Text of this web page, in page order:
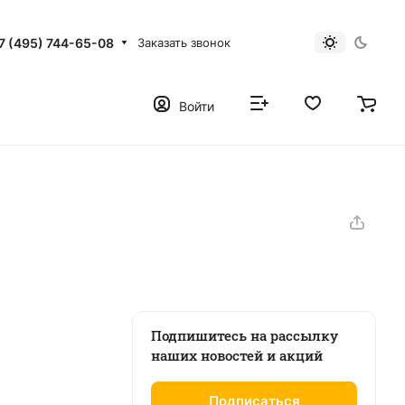
(495) 744-65-08 Заказать звонок
Войти
Подпишитесь на рассылку
наших новостей и акций
Подписаться